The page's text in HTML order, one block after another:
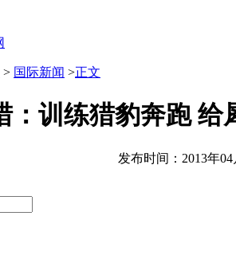
> 国际新闻 >正文
：训练猎豹奔跑 给
发布时间：2013年04